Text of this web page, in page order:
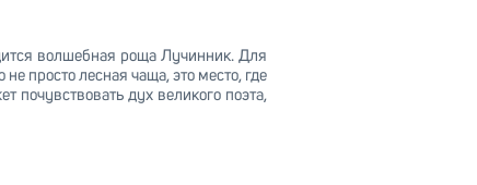
волшебная роща Лучинник. Для
просто лесная чаща, это место, где
почувствовать дух великого поэта,